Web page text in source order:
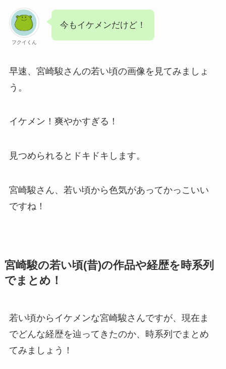
フクイくん
今もイケメンだけど！
早速、宮崎駿さんの若い頃の画像を見てみましょ
う。
イケメン！爽やかすぎる！
見つめられるとドキドキします。
宮崎駿さん、若い頃から色気があってかっこいい
ですね！
宮崎駿の若い頃(昔)の作品や経歴を時系列
でまとめ！
若い頃からイケメンな宮崎駿さんですが、現在ま
でどんな経歴を辿ってきたのか、時系列でまとめ
てみましょう！